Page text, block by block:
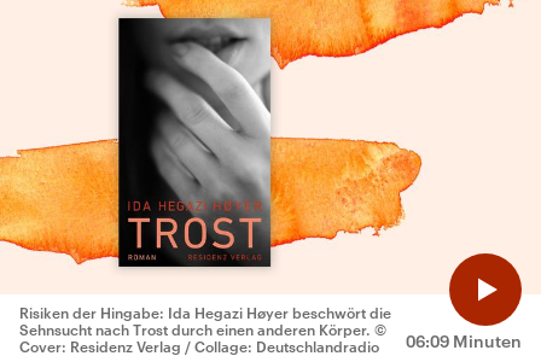
06:09 Minuten
Risiken der Hingabe: Ida Hegazi Høyer beschwört die
Sehnsucht nach Trost durch einen anderen Körper. ©
Cover: Residenz Verlag / Collage: Deutschlandradio